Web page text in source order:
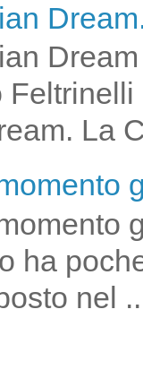
La
ha
nel